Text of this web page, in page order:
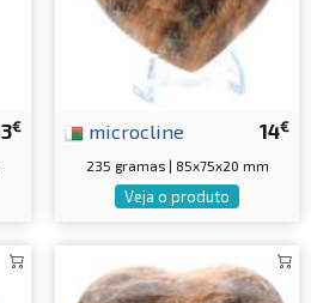
€ 14€
microcline
235 gramas | 85x75x20 mm
Veja o produto